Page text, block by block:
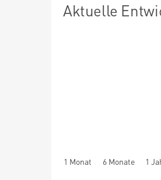
Aktuelle
1 Monat 6 Monate 1